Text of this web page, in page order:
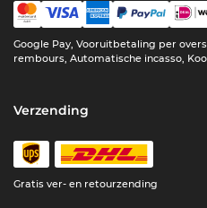
Google Pay, Vooruitbetaling per
rembours, Automatische incasso,
Verzending
Gratis ver- en retourzending